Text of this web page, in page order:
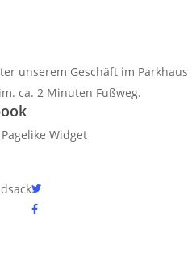
unserem Geschäft im Parkhaus
ca. 2 Minuten Fußweg.
twitter
facebook